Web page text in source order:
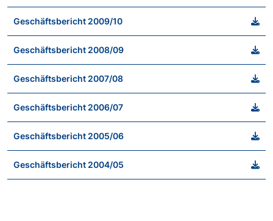
Geschäftsbericht 2009/10
Geschäftsbericht 2008/09
Geschäftsbericht 2007/08
Geschäftsbericht 2006/07
Geschäftsbericht 2005/06
Geschäftsbericht 2004/05